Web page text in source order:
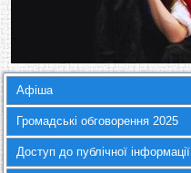
Афіша
Громадські обговорення 2025
Доступ до публічної інформації